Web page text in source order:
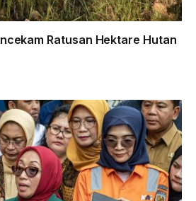
Ratusan Hektare Hutan